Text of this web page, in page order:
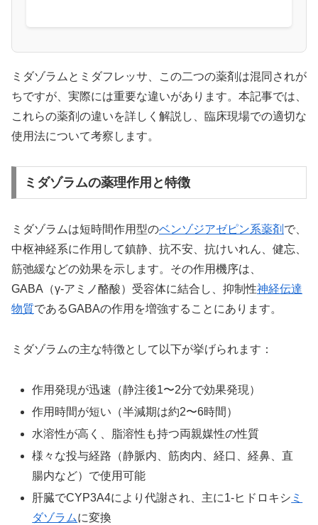
ミダゾラムとミダフレッサ、この二つの薬剤は混同されが
ちですが、実際には重要な違いがあります。本記事では、
これらの薬剤の違いを詳しく解説し、臨床現場での適切な
使用法について考察します。
ミダゾラムの薬理作用と特徴
ミダゾラムは短時間作用型のベンゾジアゼピン系薬剤 で、
中枢神経系に作用して鎮静、抗不安、抗けいれん、健忘、
筋弛緩などの効果を示します。その作用機序は、
GABA（γ-アミノ酪酸）受容体に結合し、抑制性神経伝達
物質であるGABAの作用を増強することにあります。
ミダゾラムの主な特徴として以下が挙げられます：
作用発現が迅速（静注後1〜2分で効果発現）
作用時間が短い（半減期は約2〜6時間）
水溶性が高く、脂溶性も持つ両親媒性の性質
様々な投与経路（静脈内、筋肉内、経口、経鼻、直
腸内など）で使用可能
肝臓でCYP3A4により代謝され、主に1-ヒドロキシ ミ
ダゾラムに変換